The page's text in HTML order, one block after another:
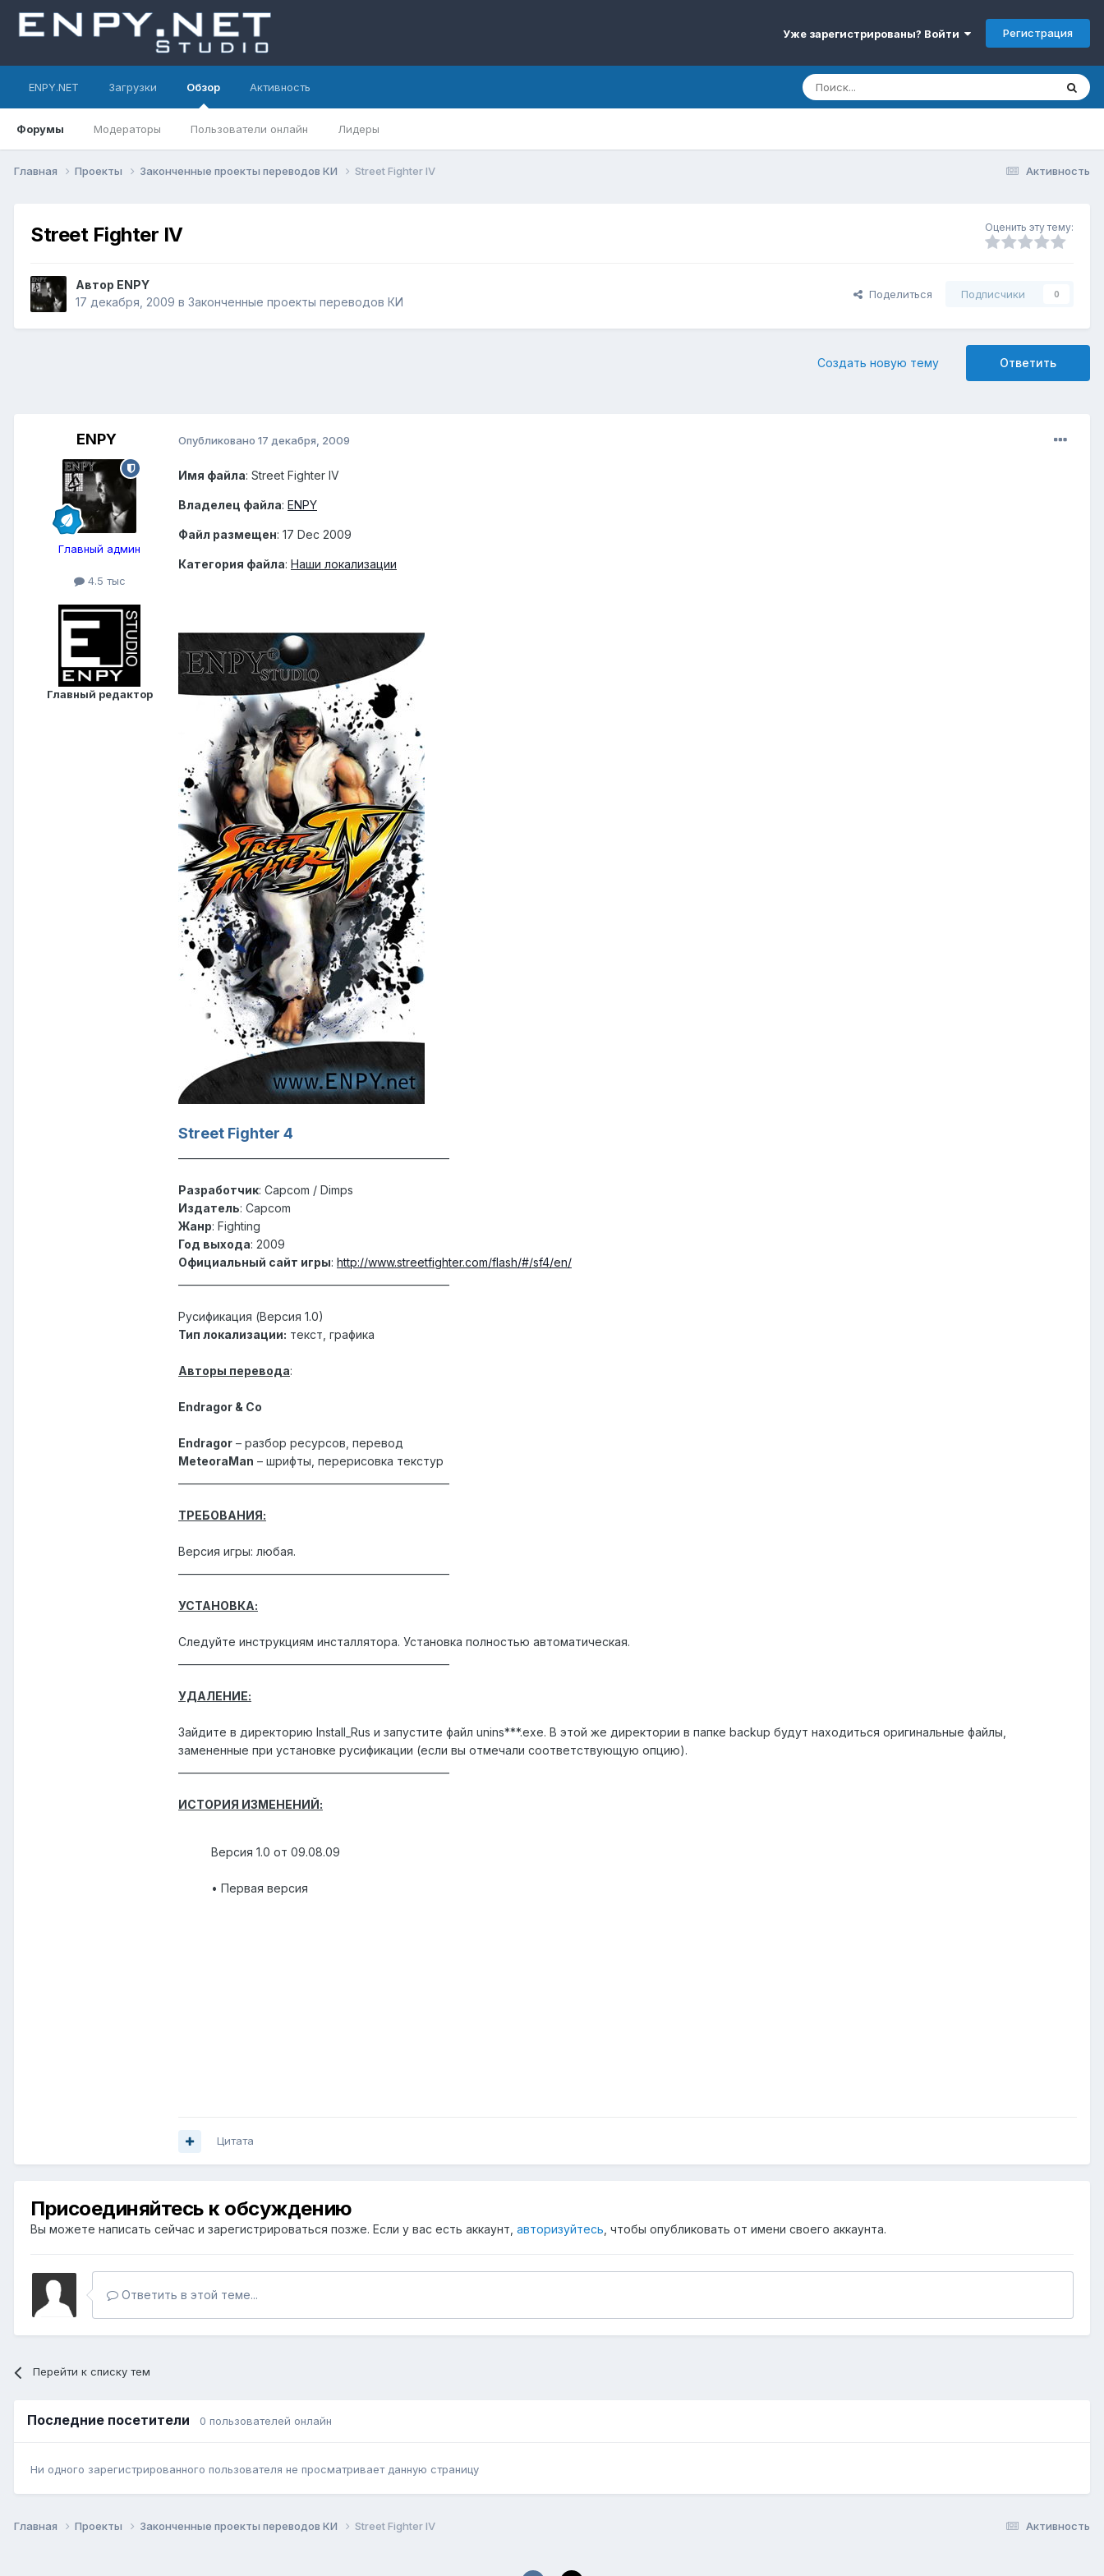
Уже зарегистрированы? Войти Регистрация
ENPY.NET Загрузки Обзор
Форумы Модераторы Пользователи онлайн Лидеры
Активность
Активность
Главная Проекты Законченные проекты переводов КИ Street Fighter IV
Street Fighter IV Оценить эту тему:
Автор ENPY
17 декабря, 2009 в Законченные проекты переводов КИ
Поделиться Подписчики 0
Ответить
Создать новую тему
ENPY
Главный админ
4.5 тыс
Главный редактор
Опубликовано 17 декабря, 2009
Имя файла: Street Fighter IV
Владелец файла: ENPY
Файл размещен: 17 Dec 2009
Категория файла: Наши локализации
Street Fighter 4
Разработчик: Capcom / Dimps
Издатель: Capcom
Жанр: Fighting
Год выхода: 2009
Официальный сайт игры: http://www.streetfighter.com/flash/#/sf4/en/
Русификация (Версия 1.0)
Тип локализации: текст, графика
Авторы перевода:
Endragor & Co
Endragor – разбор ресурсов, перевод
MeteoraMan – шрифты, перерисовка текстур
ТРЕБОВАНИЯ:
Версия игры: любая.
УСТАНОВКА:
Следуйте инструкциям инсталлятора. Установка полностью автоматическая.
УДАЛЕНИЕ:
Зайдите в директорию Install_Rus и запустите файл unins***.exe. В этой же директории в папке backup будут находиться оригинальные файлы,
замененные при установке русификации (если вы отмечали соответствующую опцию).
ИСТОРИЯ ИЗМЕНЕНИЙ:
Версия 1.0 от 09.08.09
• Первая версия
Цитата
Присоединяйтесь к обсуждению
Вы можете написать сейчас и зарегистрироваться позже. Если у вас есть аккаунт, авторизуйтесь , чтобы опубликовать от имени своего аккаунта.
Ответить в этой теме...
Перейти к списку тем
Последние посетители 0 пользователей онлайн
Ни одного зарегистрированного пользователя не просматривает данную страницу
Активность
Главная Проекты Законченные проекты переводов КИ Street Fighter IV